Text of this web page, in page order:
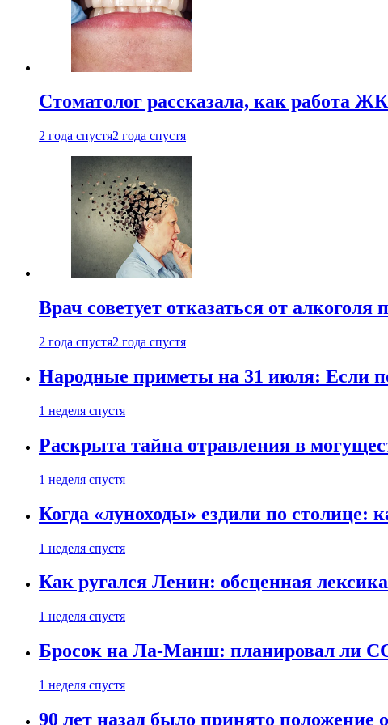
Стоматолог рассказала, как работа
2 года спустя2 года спустя
Врач советует отказаться от
2 года спустя2 года спустя
Народные приметы на 31 июля: Если
1 неделя спустя
Раскрыта тайна отравления в
1 неделя спустя
Когда «луноходы» ездили по столице:
1 неделя спустя
Как ругался Ленин: обсценная
1 неделя спустя
Бросок на Ла-Манш: планировал ли
1 неделя спустя
90 лет назад было принято положение